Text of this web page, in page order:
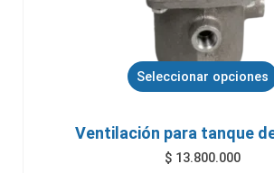
Seleccionar opciones
Ventilación para tanque
$ 13.800.000